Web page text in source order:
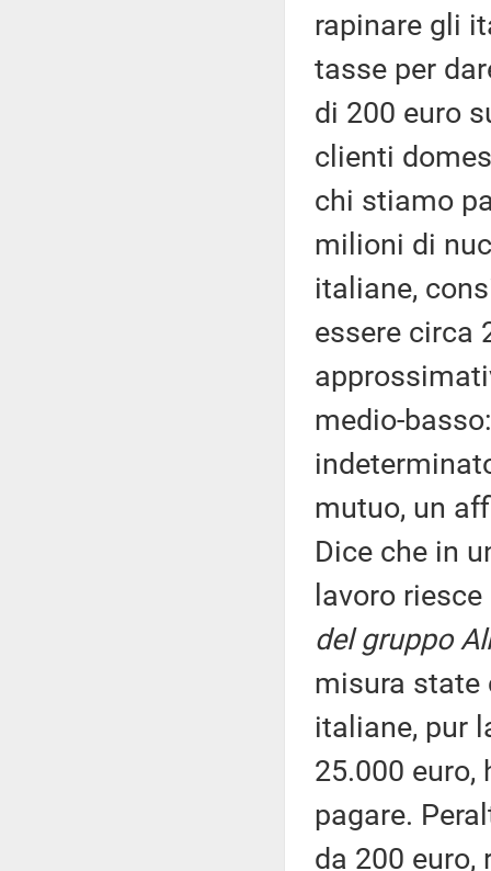
rapinare gli
tasse per
di 200 euro
clienti
chi stiamo
milioni di
italiane,
essere circa
medio-
mutuo, un
Dice che in
lavoro
del gruppo
misura state
italiane, pur
25.000 euro,
pagare.
da 200 euro,